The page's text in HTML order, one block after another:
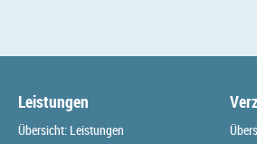
Leistungen
Übersicht: Leistungen